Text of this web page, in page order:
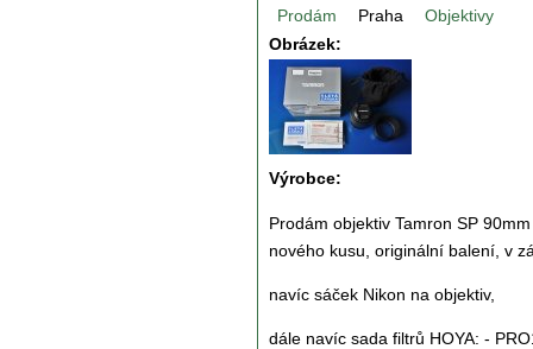
Prodám Praha
Objektivy
Obrázek:
Výrobce:
Prodám objektiv Tamron SP
nového kusu, originální balení, v
navíc sáček Nikon na objektiv,
dále navíc sada filtrů HOYA: -